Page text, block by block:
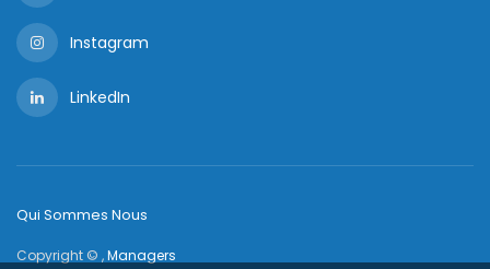
Instagram
LinkedIn
Qui Sommes Nous
Copyright © ,Managers